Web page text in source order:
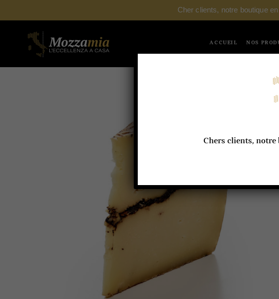
Cher clients, notre boutique
ACCUEIL NOS
Chers clients,